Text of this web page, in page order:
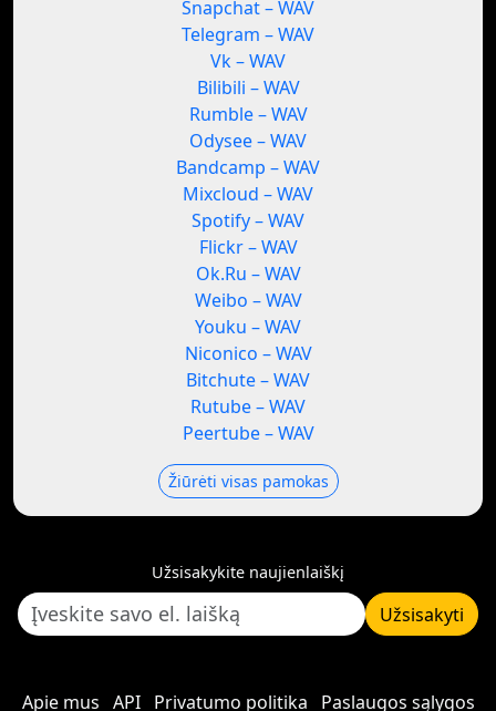
Snapchat – WAV
Telegram – WAV
Vk – WAV
Bilibili – WAV
Rumble – WAV
Odysee – WAV
Bandcamp – WAV
Mixcloud – WAV
Spotify – WAV
Flickr – WAV
Ok.Ru – WAV
Weibo – WAV
Youku – WAV
Niconico – WAV
Bitchute – WAV
Rutube – WAV
Peertube – WAV
Žiūrėti visas pamokas
Užsisakykite naujienlaiškį
Užsisakyti
Apie mus API Privatumo politika Paslaugos sąlygos